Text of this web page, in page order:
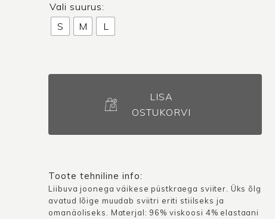
Vali suurus:
S
M L
LISA
OSTUKORVI
Toote tehniline info:
Liibuva joonega väikese püstkraega sviiter. Üks õlg
avatud lõige muudab sviitri eriti stiilseks ja
omanäoliseks. Materjal: 96% viskoosi 4% elastaani